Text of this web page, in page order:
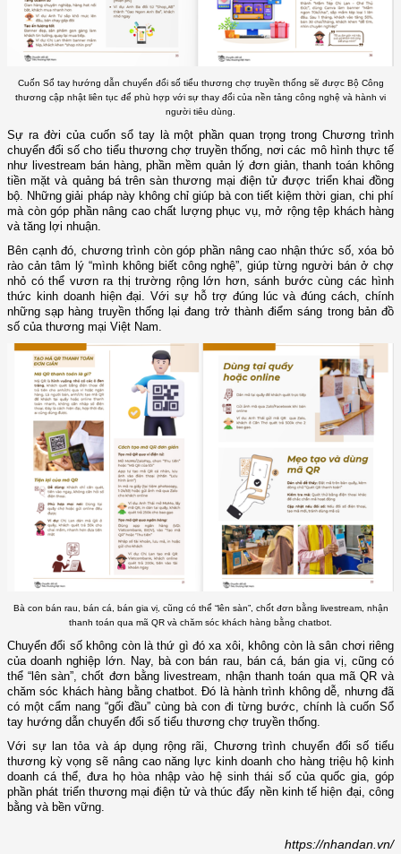
Cuốn Sổ tay hướng dẫn chuyển đổi số tiểu thương chợ truyền thống sẽ được Bộ Công
thương cập nhật liên tục để phù hợp với sự thay đổi của nền tảng công nghệ và hành vi
người tiêu dùng.
Sự ra đời của cuốn sổ tay là một phần quan trọng trong Chương trình
chuyển đổi số cho tiểu thương chợ truyền thống, nơi các mô hình thực tế
như livestream bán hàng, phần mềm quản lý đơn giản, thanh toán không
tiền mặt và quảng bá trên sàn thương mại điện tử được triển khai đồng
bộ. Những giải pháp này không chỉ giúp bà con tiết kiệm thời gian, chi phí
mà còn góp phần nâng cao chất lượng phục vụ, mở rộng tệp khách hàng
và tăng lợi nhuận.
Bên cạnh đó, chương trình còn góp phần nâng cao nhận thức số, xóa bỏ
rào cản tâm lý “mình không biết công nghệ”, giúp từng người bán ở chợ
nhỏ có thể vươn ra thị trường rộng lớn hơn, sánh bước cùng các hình
thức kinh doanh hiện đại. Với sự hỗ trợ đúng lúc và đúng cách, chính
những sạp hàng truyền thống lại đang trở thành điểm sáng trong bản đồ
số của thương mại Việt Nam.
Bà con bán rau, bán cá, bán gia vị, cũng có thể “lên sàn”, chốt đơn bằng livestream, nhận
thanh toán qua mã QR và chăm sóc khách hàng bằng chatbot.
Chuyển đổi số không còn là thứ gì đó xa xôi, không còn là sân chơi riêng
của doanh nghiệp lớn. Nay, bà con bán rau, bán cá, bán gia vị, cũng có
thể “lên sàn”, chốt đơn bằng livestream, nhận thanh toán qua mã QR và
chăm sóc khách hàng bằng chatbot. Đó là hành trình không dễ, nhưng đã
có một cẩm nang “gối đầu” cùng bà con đi từng bước, chính là cuốn Sổ
tay hướng dẫn chuyển đổi số tiểu thương chợ truyền thống.
Với sự lan tỏa và áp dụng rộng rãi, Chương trình chuyển đổi số tiểu
thương kỳ vọng sẽ nâng cao năng lực kinh doanh cho hàng triệu hộ kinh
doanh cá thể, đưa họ hòa nhập vào hệ sinh thái số của quốc gia, góp
phần phát triển thương mại điện tử và thúc đẩy nền kinh tế hiện đại, công
bằng và bền vững.
https://nhandan.vn/